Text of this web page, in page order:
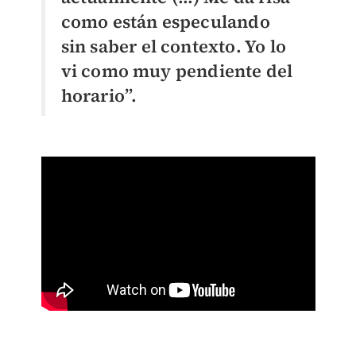
como están especulando
sin saber el contexto. Yo lo
vi como muy pendiente del
horario”.